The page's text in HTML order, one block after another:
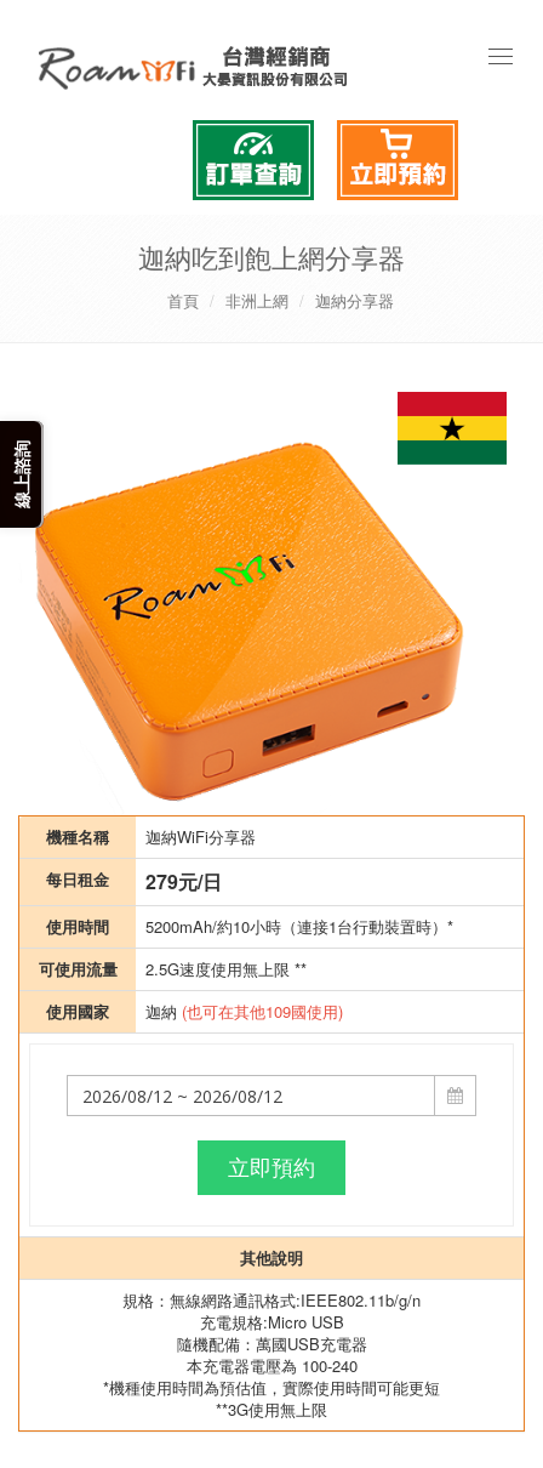
線上諮詢
迦納吃到飽上網分享器
首頁 非洲上網 迦納分享器
機種名稱
迦納WiFi分享器
每日租金
279元/日
使用時間
5200mAh/約10小時（連接1台行動裝置時）*
可使用流量
2.5G速度使用無上限 **
使用國家
迦納 (也可在其他109國使用)
立即預約
其他說明
規格：無線網路通訊格式:IEEE802.11b/g/n
充電規格:Micro USB
隨機配備：萬國USB充電器
本充電器電壓為 100-240
*機種使用時間為預估值，實際使用時間可能更短
**3G使用無上限